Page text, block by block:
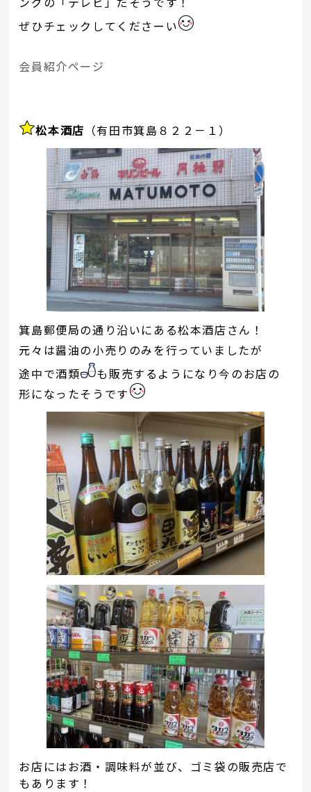
ぜひチェックしてくださーい
会員紹介ページ
松本酒店 （有田市箕島８２２－１）
箕島郵便局の通り沿いにある松本酒店さん！
元々は醤油の小売りのみを行っていましたが
途中で酒類
も販売するようになり今のお店の
形になったそうです
お店にはお酒・調味料が並び、ゴミ袋の販売店で
もあります！